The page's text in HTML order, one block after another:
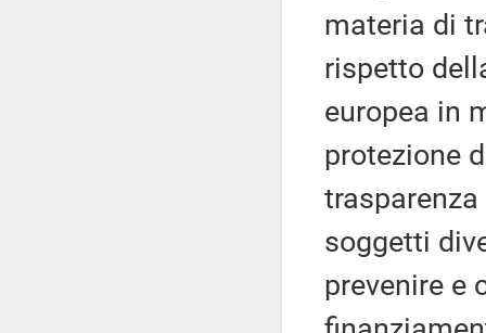
materia di
rispetto
europea in
protezione
soggetti
prevenire e